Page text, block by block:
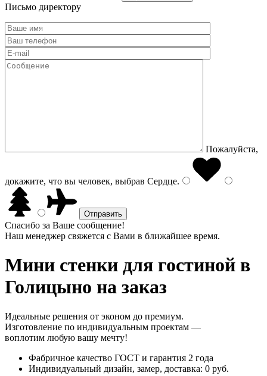
Письмо директору
Пожалуйста,
докажите, что вы человек, выбрав Сердце.
Спасибо за Ваше сообщение!
Наш менеджер свяжется с Вами в ближайшее время.
Мини стенки для гостиной в
Голицыно на заказ
Идеальные решения от эконом до премиум.
Изготовление по индивидуальным проектам —
воплотим любую вашу мечту!
Фабричное качество ГОСТ и гарантия 2 года
Индивидуальный дизайн, замер, доставка: 0 руб.